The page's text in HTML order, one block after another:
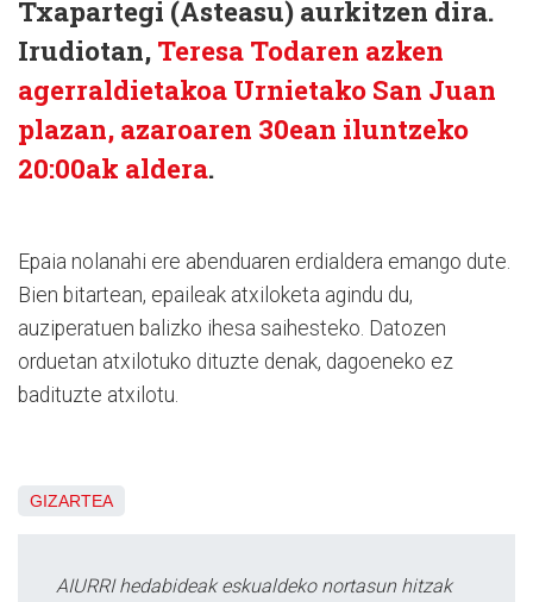
Txapartegi (Asteasu) aurkitzen dira.
Irudiotan, Teresa Todaren azken
agerraldietakoa Urnietako San Juan
plazan, azaroaren 30ean iluntzeko
20:00ak aldera.
Epaia nolanahi ere abenduaren erdialdera emango dute.
Bien bitartean, epaileak atxiloketa agindu du,
auziperatuen balizko ihesa saihesteko. Datozen
orduetan atxilotuko dituzte denak, dagoeneko ez
badituzte atxilotu.
GIZARTEA
AIURRI hedabideak eskualdeko nortasun hitzak